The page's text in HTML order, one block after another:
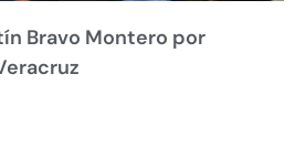
Bravo Montero por